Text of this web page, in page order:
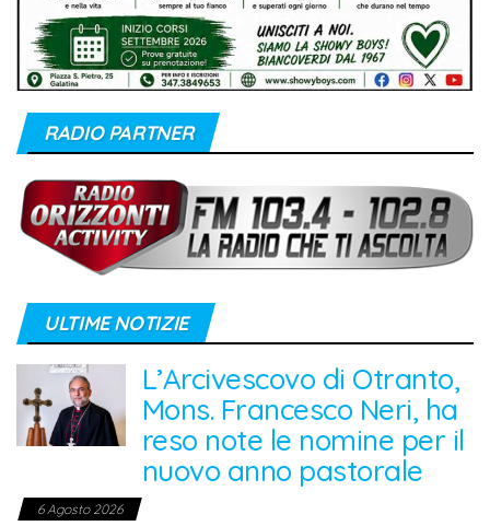
RADIO PARTNER
ULTIME NOTIZIE
L’Arcivescovo di Otranto,
Mons. Francesco Neri, ha
reso note le nomine per il
nuovo anno pastorale
6 Agosto 2026